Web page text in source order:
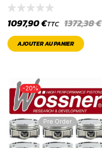
1372,38€
1097,90€TTC
AJOUTER AU PANIER
-20%
Pre Order